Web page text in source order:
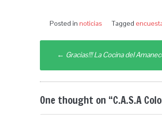
Posted in noticias Tagged
Post
navigation
← Gracias!!! La Cocina del
One thought on “C.A.S.A